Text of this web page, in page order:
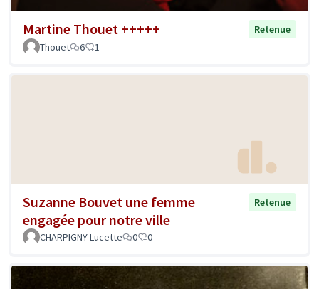
Martine Thouet +++++
Retenue
Thouet
6 1
Suzanne Bouvet une femme
engagée pour notre ville
Retenue
CHARPIGNY Lucette 0 0